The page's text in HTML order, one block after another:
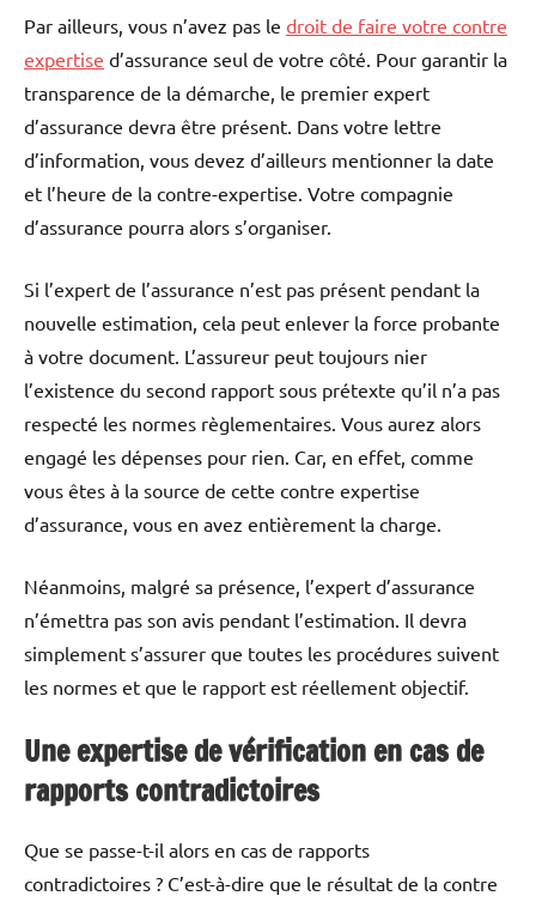
Par ailleurs, vous n’avez pas le droit de faire votre contre
expertise d’assurance seul de votre côté. Pour garantir la
transparence de la démarche, le premier expert
d’assurance devra être présent. Dans votre lettre
d’information, vous devez d’ailleurs mentionner la date
et l’heure de la contre-expertise. Votre compagnie
d’assurance pourra alors s’organiser.
Si l’expert de l’assurance n’est pas présent pendant la
nouvelle estimation, cela peut enlever la force probante
à votre document. L’assureur peut toujours nier
l’existence du second rapport sous prétexte qu’il n’a pas
respecté les normes règlementaires. Vous aurez alors
engagé les dépenses pour rien. Car, en effet, comme
vous êtes à la source de cette contre expertise
d’assurance, vous en avez entièrement la charge.
Néanmoins, malgré sa présence, l’expert d’assurance
n’émettra pas son avis pendant l’estimation. Il devra
simplement s’assurer que toutes les procédures suivent
les normes et que le rapport est réellement objectif.
Une expertise de vérification en cas de
rapports contradictoires
Que se passe-t-il alors en cas de rapports
contradictoires ? C’est-à-dire que le résultat de la contre